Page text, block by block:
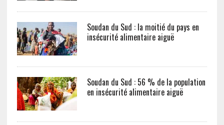
Soudan du Sud : la moitié du pays en
insécurité alimentaire aiguë
Soudan du Sud : 56 % de la population
en insécurité alimentaire aiguë